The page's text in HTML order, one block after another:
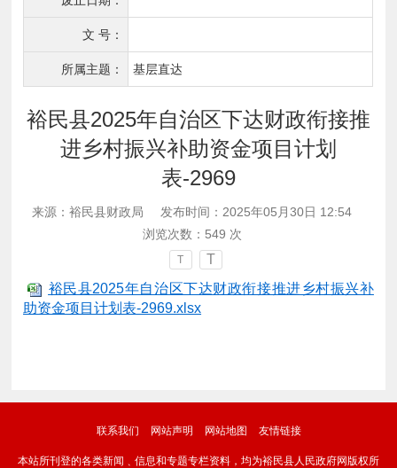
文 号：
所属主题： 基层直达
裕民县2025年自治区下达财政衔接推
进乡村振兴补助资金项目计划
表-2969
来源：裕民县财政局
发布时间：2025年05月30日 12:54
浏览次数： 549 次
T
T
裕民县2025年自治区下达财政衔接推进乡村振兴补
助资金项目计划表-2969.xlsx
联系我们 网站声明 网站地图 友情链接
本站所刊登的各类新闻﹑信息和专题专栏资料，均为裕民县人民政府网版权所